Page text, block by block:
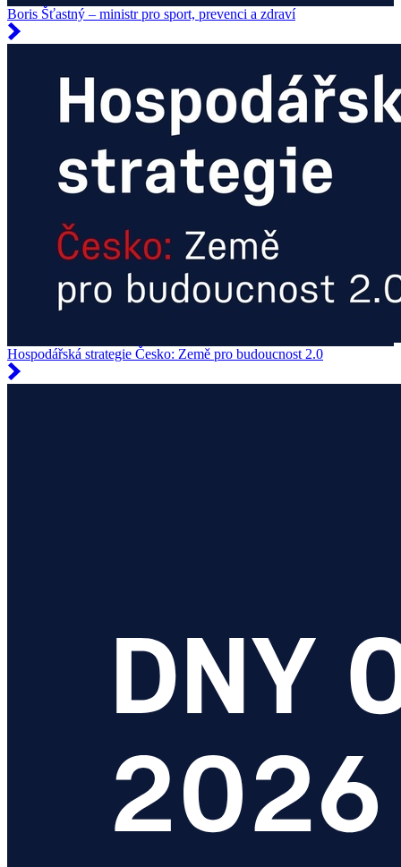
Boris Šťastný – ministr pro sport, prevenci a zdraví
Hospodářská strategie Česko: Země pro budoucnost 2.0